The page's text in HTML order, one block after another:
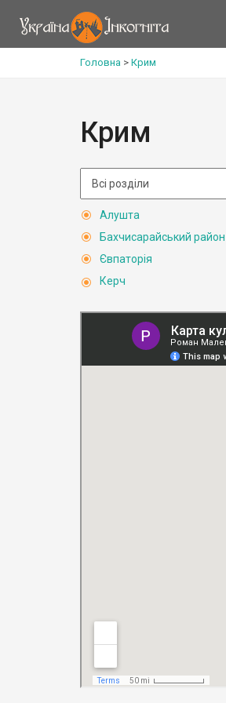
Головна > Крим
Крим
Алушта
Бахчисарайський район
Євпаторія
Керч